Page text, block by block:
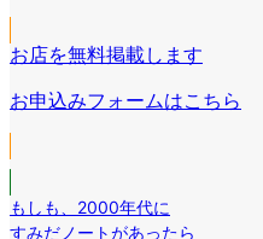
リ
ン
ク
ン
リ
ク
ン
ン
ク
お店を無料掲載します
お申込みフォームはこちら
もしも
2000年代に
すみだノートがあったら